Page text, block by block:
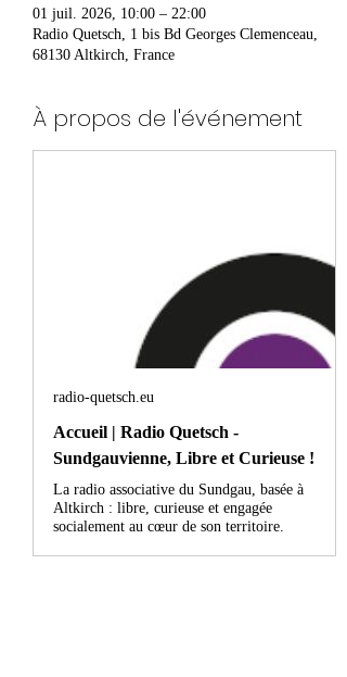
01 juil. 2026, 10:00 – 22:00
Radio Quetsch, 1 bis Bd Georges Clemenceau,
68130 Altkirch, France
À propos de l'événement
radio-quetsch.eu
Accueil | Radio Quetsch -
Sundgauvienne, Libre et Curieuse !
La radio associative du Sundgau, basée à
Altkirch : libre, curieuse et engagée
socialement au cœur de son territoire.